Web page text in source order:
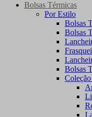
Bolsas Térmicas
Por Estilo
Bolsas
Bolsas
Bolsas